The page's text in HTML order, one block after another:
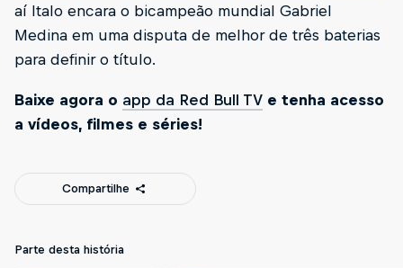
aí Italo encara o bicampeão mundial Gabriel
Medina em uma disputa de melhor de três baterias
para definir o título.
Baixe agora o app da Red Bull TV e tenha acesso
a vídeos, filmes e séries!
Compartilhe
Parte desta história